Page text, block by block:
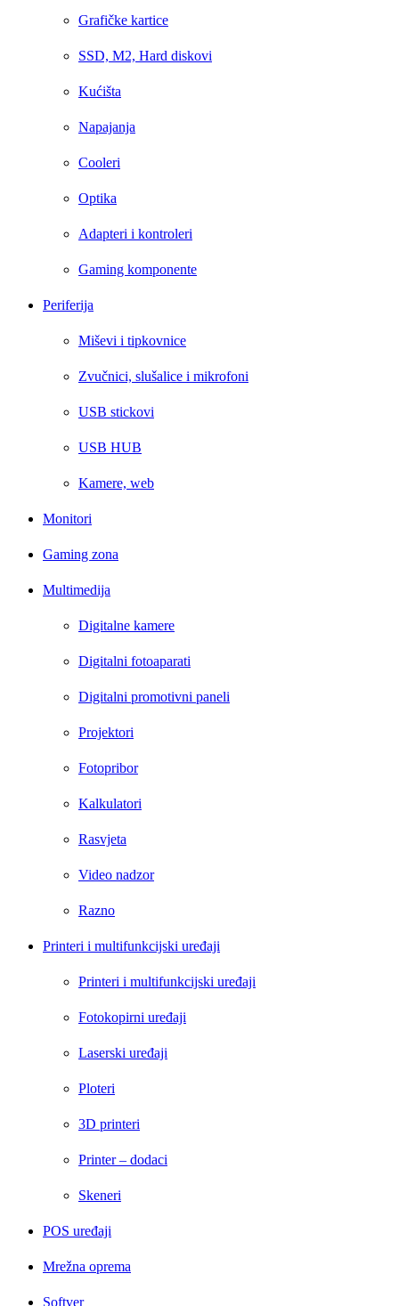
Grafičke kartice
SSD, M2, Hard diskovi
Kućišta
Napajanja
Cooleri
Optika
Adapteri i kontroleri
Gaming komponente
Periferija
Miševi i tipkovnice
Zvučnici, slušalice i mikrofoni
USB stickovi
USB HUB
Kamere, web
Monitori
Gaming zona
Multimedija
Digitalne kamere
Digitalni fotoaparati
Digitalni promotivni paneli
Projektori
Fotopribor
Kalkulatori
Rasvjeta
Video nadzor
Razno
Printeri i multifunkcijski uređaji
Printeri i multifunkcijski uređaji
Fotokopirni uređaji
Laserski uređaji
Ploteri
3D printeri
Printer – dodaci
Skeneri
POS uređaji
Mrežna oprema
Softver